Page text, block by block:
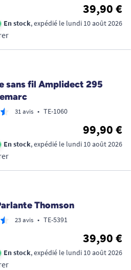
39,90 €
En stock, expédié le lundi 10 août 2026
sans fil Amplidect 295
31 avis • TE-1060
99,90 €
En stock, expédié le lundi 10 août 2026
Thomson
23 avis • TE-5391
39,90 €
En stock, expédié le lundi 10 août 2026